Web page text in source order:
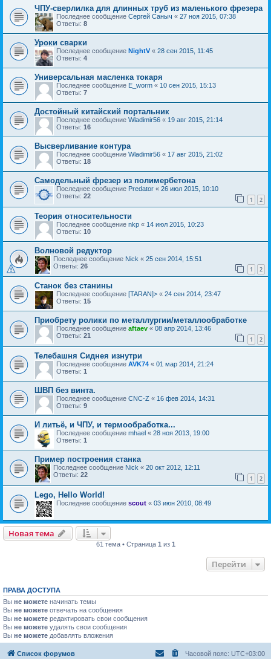
ЧПУ-сверлилка для длинных труб из маленького фрезера
Последнее сообщение Сергей Саныч « 27 ноя 2015, 07:38
Ответы: 8
Уроки сварки
Последнее сообщение NightV « 28 сен 2015, 11:45
Ответы: 4
Универсальная масленка токаря
Последнее сообщение E_worm « 10 сен 2015, 15:13
Ответы: 7
Достойный китайский портальник
Последнее сообщение Wladimir56 « 19 авг 2015, 21:14
Ответы: 16
Высверливание контура
Последнее сообщение Wladimir56 « 17 авг 2015, 21:02
Ответы: 18
Самодельный фрезер из полимербетона
Последнее сообщение Predator « 26 июл 2015, 10:10
Ответы: 22 1 2
Теория относительности
Последнее сообщение nkp « 14 июл 2015, 10:23
Ответы: 10
Волновой редуктор
Последнее сообщение Nick « 25 сен 2014, 15:51
Ответы: 26 1 2
Станок без станины
Последнее сообщение [TARAN]> « 24 сен 2014, 23:47
Ответы: 15
Приобрету ролики по металлургии/металлообработке
Последнее сообщение aftaev « 08 апр 2014, 13:46
Ответы: 21 1 2
Телебашня Сиднея изнутри
Последнее сообщение AVK74 « 01 мар 2014, 21:24
Ответы: 1
ШВП без винта.
Последнее сообщение CNC-Z « 16 фев 2014, 14:31
Ответы: 9
И литьё, и ЧПУ, и термообработка...
Последнее сообщение mhael « 28 ноя 2013, 19:00
Ответы: 1
Пример построения станка
Последнее сообщение Nick « 20 окт 2012, 12:11
Ответы: 22 1 2
Lego, Hello World!
Последнее сообщение scout « 03 июн 2010, 08:49
Новая тема
61 тема • Страница 1 из 1
Перейти
ПРАВА ДОСТУПА
Вы не можете начинать темы
Вы не можете отвечать на сообщения
Вы не можете редактировать свои сообщения
Вы не можете удалять свои сообщения
Вы не можете добавлять вложения
Список форумов Часовой пояс: UTC+03:00